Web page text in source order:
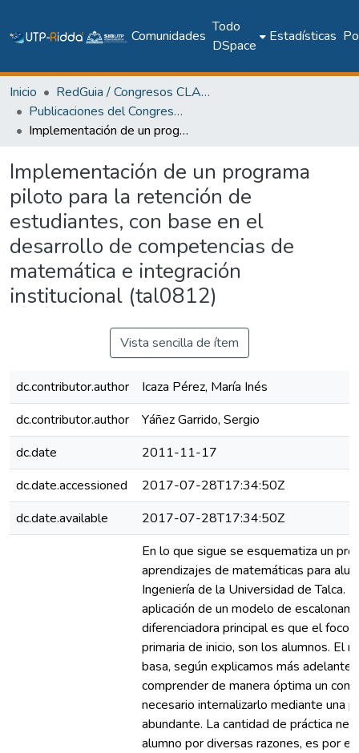
Comunidades
Todo
DSpace
Estadísticas
Inicio
RedGuia / Congresos CLABES
Publicaciones del Congreso Internacional CLABES
Implementación de un programa piloto para la retención de estudiantes, con base en el desarrollo de competencias de matemática e integración institucional (tal0812)
Implementación de un programa
piloto para la retención de
estudiantes, con base en el
desarrollo de competencias de
matemática e integración
institucional (tal0812)
Vista sencilla de ítem
dc.contributor.author
Icaza Pérez, María Inés
dc.contributor.author
Yáñez Garrido, Sergio
dc.date
2011-11-17
dc.date.accessioned
2017-07-28T17:34:50Z
dc.date.available
2017-07-28T17:34:50Z
En lo que sigue se esquematiza un
aprendizajes de matemáticas para
Ingeniería de la Universidad de Talca.
aplicación de un modelo de
diferenciadora principal es que el foco
primaria de inicio, son los alumnos. El
basa, según explicamos más
comprender de manera óptima un
necesario internalizarlo mediante una
abundante. La cantidad de práctica
alumno por diversas razones, es por